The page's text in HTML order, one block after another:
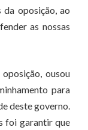
oposição, ao
as nossas
ousou
para
deste governo.
foi garantir que